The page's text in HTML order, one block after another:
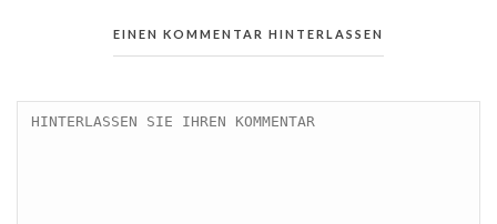
EINEN KOMMENTAR HINTERLASSEN